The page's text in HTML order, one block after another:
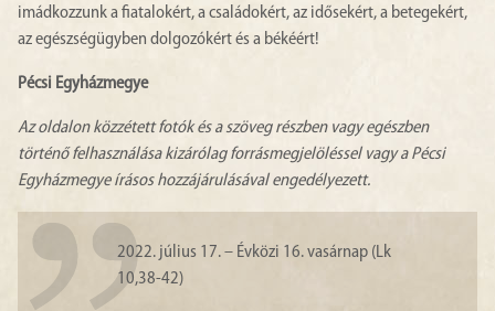
imádkozzunk a fiatalokért, a családokért, az idősekért, a betegekért,
az egészségügyben dolgozókért és a békéért!
Pécsi Egyházmegye
Az oldalon közzétett fotók és a szöveg részben vagy egészben
történő felhasználása kizárólag forrásmegjelöléssel vagy a Pécsi
Egyházmegye írásos hozzájárulásával engedélyezett.
2022. július 17. – Évközi 16. vasárnap (Lk
10,38-42)